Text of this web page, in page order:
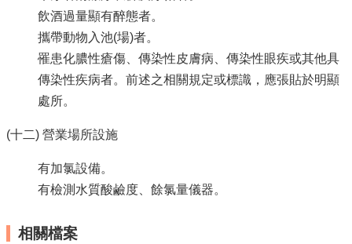
飲酒過量顯有醉態者。
攜帶動物入池(場)者。
罹患化膿性瘡傷、傳染性皮膚病、傳染性眼疾或其他具
傳染性疾病者。前述之相關規定或標識，應張貼於明顯
處所。
(十二) 營業場所設施
有加氯設備。
有檢測水質酸鹼度、餘氯量儀器。
相關檔案